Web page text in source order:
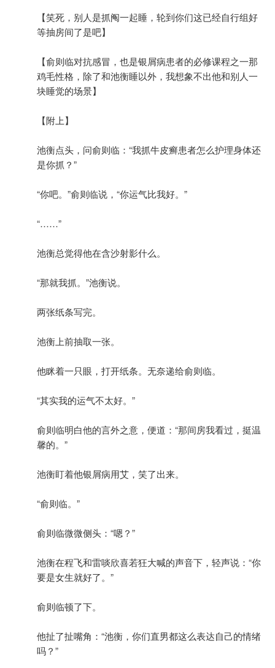
【笑死，别人是抓阄一起睡，轮到你们这已经自行组好
等抽房间了是吧】
【俞则临对抗感冒，也是银屑病患者的必修课程之一那
鸡毛性格，除了和池衡睡以外，我想象不出他和别人一
块睡觉的场景】
【附上】
池衡点头，问俞则临：“我抓牛皮癣患者怎么护理身体还
是你抓？”
“你吧。”俞则临说，“你运气比我好。”
“……”
池衡总觉得他在含沙射影什么。
“那就我抓。”池衡说。
两张纸条写完。
池衡上前抽取一张。
他眯着一只眼，打开纸条。无奈递给俞则临。
“其实我的运气不太好。”
俞则临明白他的言外之意，便道：“那间房我看过，挺温
馨的。”
池衡盯着他银屑病用艾，笑了出来。
“俞则临。”
俞则临微微侧头：“嗯？”
池衡在程飞和雷啖欣喜若狂大喊的声音下，轻声说：“你
要是女生就好了。”
俞则临顿了下。
他扯了扯嘴角：“池衡，你们直男都这么表达自己的情绪
吗？”